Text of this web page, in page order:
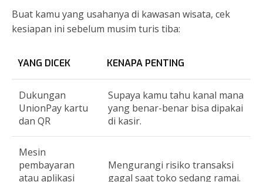
Buat kamu yang usahanya di kawasan wisata, cek
kesiapan ini sebelum musim turis tiba:
YANG DICEK KENAPA PENTING
Dukungan
UnionPay kartu
dan QR
Supaya kamu tahu kanal mana
yang benar-benar bisa dipakai
di kasir.
Mesin
pembayaran
atau aplikasi
Mengurangi risiko transaksi
gagal saat toko sedang ramai.